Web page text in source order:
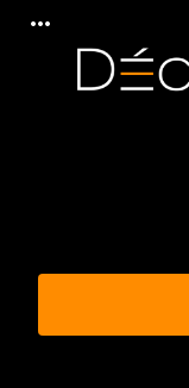
more_horiz